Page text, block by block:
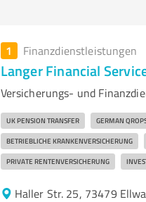
1 Finanzdienstleistungen
Langer Financial
Versicherungs- und
UK PENSION TRANSFER GERMAN
BETRIEBLICHE KRANKENVERSICHERUNG
PRIVATE RENTENVERSICHERUNG
Haller Str. 25, 73479